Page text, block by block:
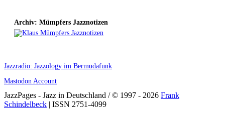
Archiv: Mümpfers Jazznotizen
Jazzradio: Jazzology im Bermudafunk
Mastodon Account
JazzPages - Jazz in Deutschland / © 1997 - 2026 Frank
Schindelbeck | ISSN 2751-4099